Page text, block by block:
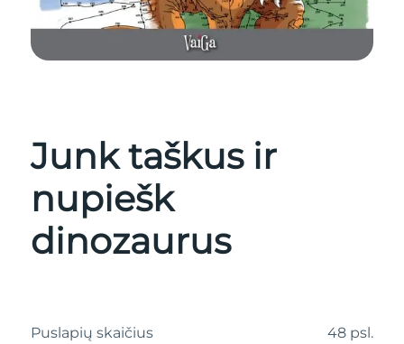
Junk taškus ir
nupiešk
dinozaurus
Puslapių skaičius
48 psl.